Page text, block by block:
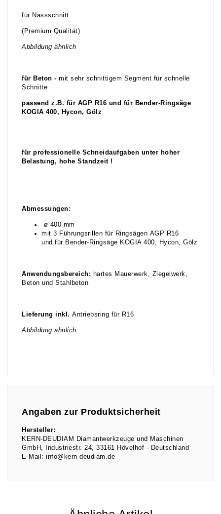
für Nassschnitt
(Premium Qualität)
Abbildung ähnlich
für Beton - mit sehr schnittigem Segment für schnelle
Schnitte
passend z.B. für AGP R16 und für Bender-Ringsäge
KOGIA 400, Hycon, Gölz
für professionelle Schneidaufgaben unter hoher
Belastung, hohe Standzeit !
Abmessungen:
ø 400 mm
mit 3 Führungsrillen für Ringsägen AGP R16
und für Bender-Ringsäge KOGIA 400, Hycon, Gölz
Anwendungsbereich: hartes Mauerwerk, Ziegelwerk,
Beton und Stahlbeton
Lieferung inkl. Antriebsring für R16
Abbildung ähnlich
Angaben zur Produktsicherheit
Hersteller:
KERN-DEUDIAM Diamantwerkzeuge und Maschinen
GmbH
Industriestr. 24 33161 Hövelhof
Deutschland
E-Mail: info@kern-deudiam.de